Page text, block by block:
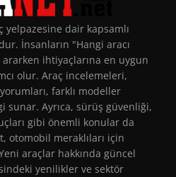
dair kapsamlı
İnsanların "Hangi aracı
ararken ihtiyaçlarına en uygun
olur. Araç incelemeleri,
farklı modeller
sunar. Ayrıca, sürüş güvenliği,
gibi önemli konular da
otomobil meraklıları için
araçlar hakkında güncel
yenilikler ve sektör